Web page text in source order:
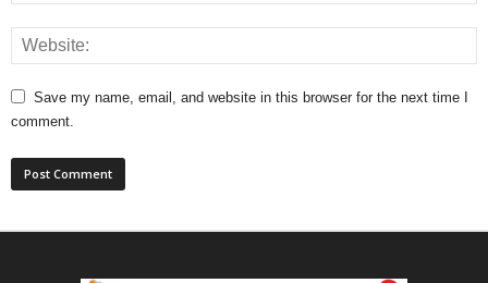
Save my name, email, and website in this browser for the next time I
comment.